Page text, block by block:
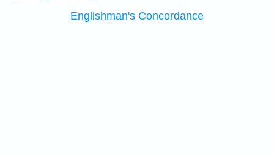
Englishman's Concordance